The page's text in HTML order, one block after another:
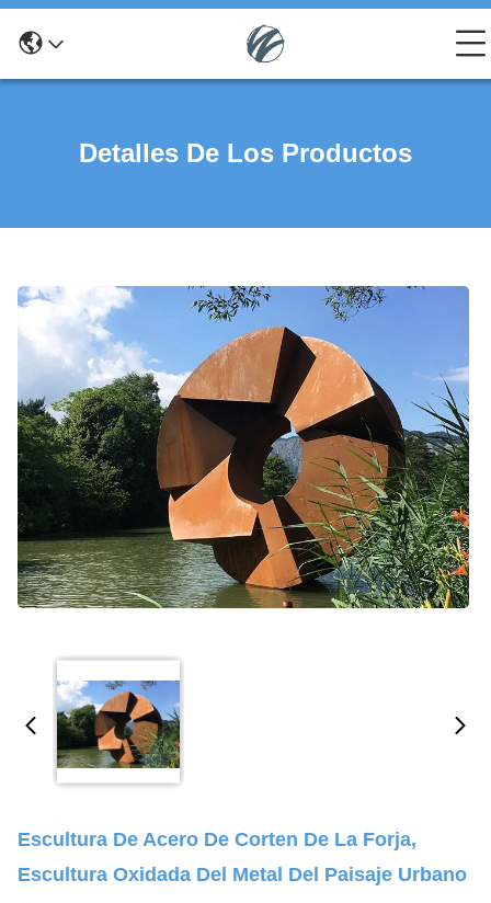
Detalles De Los Productos
Escultura De Acero De Corten De La Forja,
Escultura Oxidada Del Metal Del Paisaje Urbano